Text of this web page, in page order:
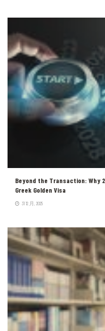
Beyond the Transaction: Why
Greek Golden Visa
31 12 月, 2025